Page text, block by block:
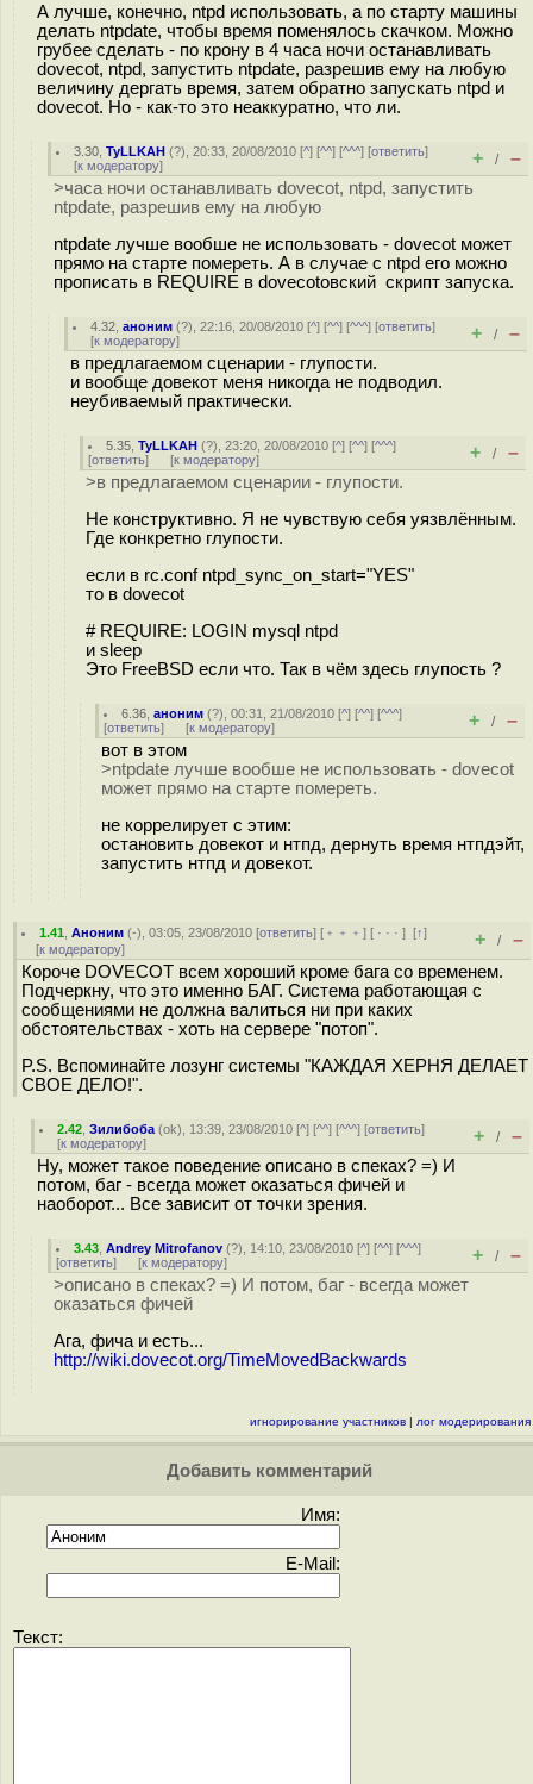
А лучше, конечно, ntpd использовать, а по старту машины
делать ntpdate, чтобы время поменялось скачком. Можно
грубее сделать - по крону в 4 часа ночи останавливать
dovecot, ntpd, запустить ntpdate, разрешив ему на любую
величину дергать время, затем обратно запускать ntpd и
dovecot. Но - как-то это неаккуратно, что ли.
3.30 ,TyLLKAH (?), 20:33, 20/08/2010 [^] [^^] [^^^] [ответить]
[к модератору] + / –
>часа ночи останавливать dovecot, ntpd, запустить
ntpdate, разрешив ему на любую
ntpdate лучше вообше не использовать - dovecot может
прямо на старте помереть. А в случае с ntpd его можно
прописать в REQUIRE в dovecotовский скрипт запуска.
4.32 ,аноним (?), 22:16, 20/08/2010 [^] [^^] [^^^] [ответить]
[к модератору] + / –
в предлагаемом сценарии - глупости.
и вообще довекот меня никогда не подводил.
неубиваемый практически.
5.35 ,TyLLKAH (?), 23:20, 20/08/2010 [^] [^^] [^^^]
[ответить] [к модератору] + / –
>в предлагаемом сценарии - глупости.
Не конструктивно. Я не чувствую себя уязвлённым.
Где конкретно глупости.
если в rc.conf ntpd_sync_on_start="YES"
то в dovecot
# REQUIRE: LOGIN mysql ntpd
и sleep
Это FreeBSD если что. Так в чём здесь глупость ?
6.36 ,аноним (?), 00:31, 21/08/2010 [^] [^^] [^^^]
[ответить] [к модератору] + / –
вот в этом
>ntpdate лучше вообше не использовать - dovecot
может прямо на старте помереть.
не коррелирует с этим:
остановить довекот и нтпд, дернуть время нтпдэйт,
запустить нтпд и довекот.
1.41 ,Аноним (-), 03:05, 23/08/2010 [ответить] [ ﹢﹢﹢] [ · · ·][↑]
[к модератору] + / –
Короче DOVECOT всем хороший кроме бага со временем.
Подчеркну, что это именно БАГ. Система работающая с
сообщениями не должна валиться ни при каких
обстоятельствах - хоть на сервере "потоп".
P.S. Вспоминайте лозунг системы "КАЖДАЯ ХЕРНЯ ДЕЛАЕТ
СВОЕ ДЕЛО!".
2.42 ,Зилибоба (ok), 13:39, 23/08/2010 [^] [^^] [^^^] [ответить]
[к модератору] + / –
Ну, может такое поведение описано в спеках? =) И
потом, баг - всегда может оказаться фичей и
наоборот... Все зависит от точки зрения.
3.43 ,Andrey Mitrofanov (?), 14:10, 23/08/2010 [^] [^^] [^^^]
[ответить] [к модератору] + / –
>описано в спеках? =) И потом, баг - всегда может
оказаться фичей
Ага, фича и есть...
http://wiki.dovecot.org/TimeMovedBackwards
игнорирование участников | лог модерирования
Добавить комментарий
Имя:
E-Mail:
Текст: